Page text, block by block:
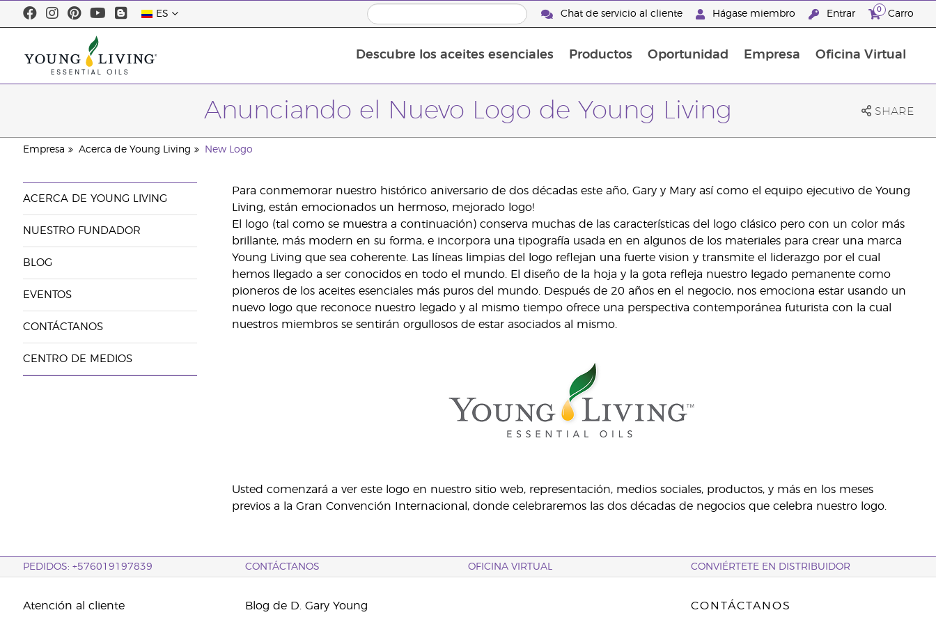
ES Chat de servicio al cliente Hágase miembro Entrar 0 Carro
Descubre los aceites esenciales Productos Oportunidad Empresa Oficina Virtual
Anunciando el Nuevo Logo de Young Living SHARE
Empresa Acerca de Young Living New Logo
ACERCA DE YOUNG LIVING
NUESTRO FUNDADOR
BLOG
EVENTOS
CONTÁCTANOS
CENTRO DE MEDIOS
Para conmemorar nuestro histórico aniversario de dos décadas este año, Gary y Mary así como el equipo ejecutivo de Young
Living, están emocionados un hermoso, mejorado logo!
El logo (tal como se muestra a continuación) conserva muchas de las características del logo clásico pero con un color más
brillante, más modern en su forma, e incorpora una tipografía usada en en algunos de los materiales para crear una marca
Young Living que sea coherente. Las líneas limpias del logo reflejan una fuerte vision y transmite el liderazgo por el cual
hemos llegado a ser conocidos en todo el mundo. El diseño de la hoja y la gota refleja nuestro legado pemanente como
pioneros de los aceites esenciales más puros del mundo. Después de 20 años en el negocio, nos emociona estar usando un
nuevo logo que reconoce nuestro legado y al mismo tiempo ofrece una perspectiva contemporánea futurista con la cual
nuestros miembros se sentirán orgullosos de estar asociados al mismo.
Usted comenzará a ver este logo en nuestro sitio web, representación, medios sociales, productos, y más en los meses
previos a la Gran Convención Internacional, donde celebraremos las dos décadas de negocios que celebra nuestro logo.
PEDIDOS: +576019197839 CONTÁCTANOS OFICINA VIRTUAL CONVIÉRTETE EN DISTRIBUIDOR
Atención al cliente Blog de D. Gary Young CONTÁCTANOS